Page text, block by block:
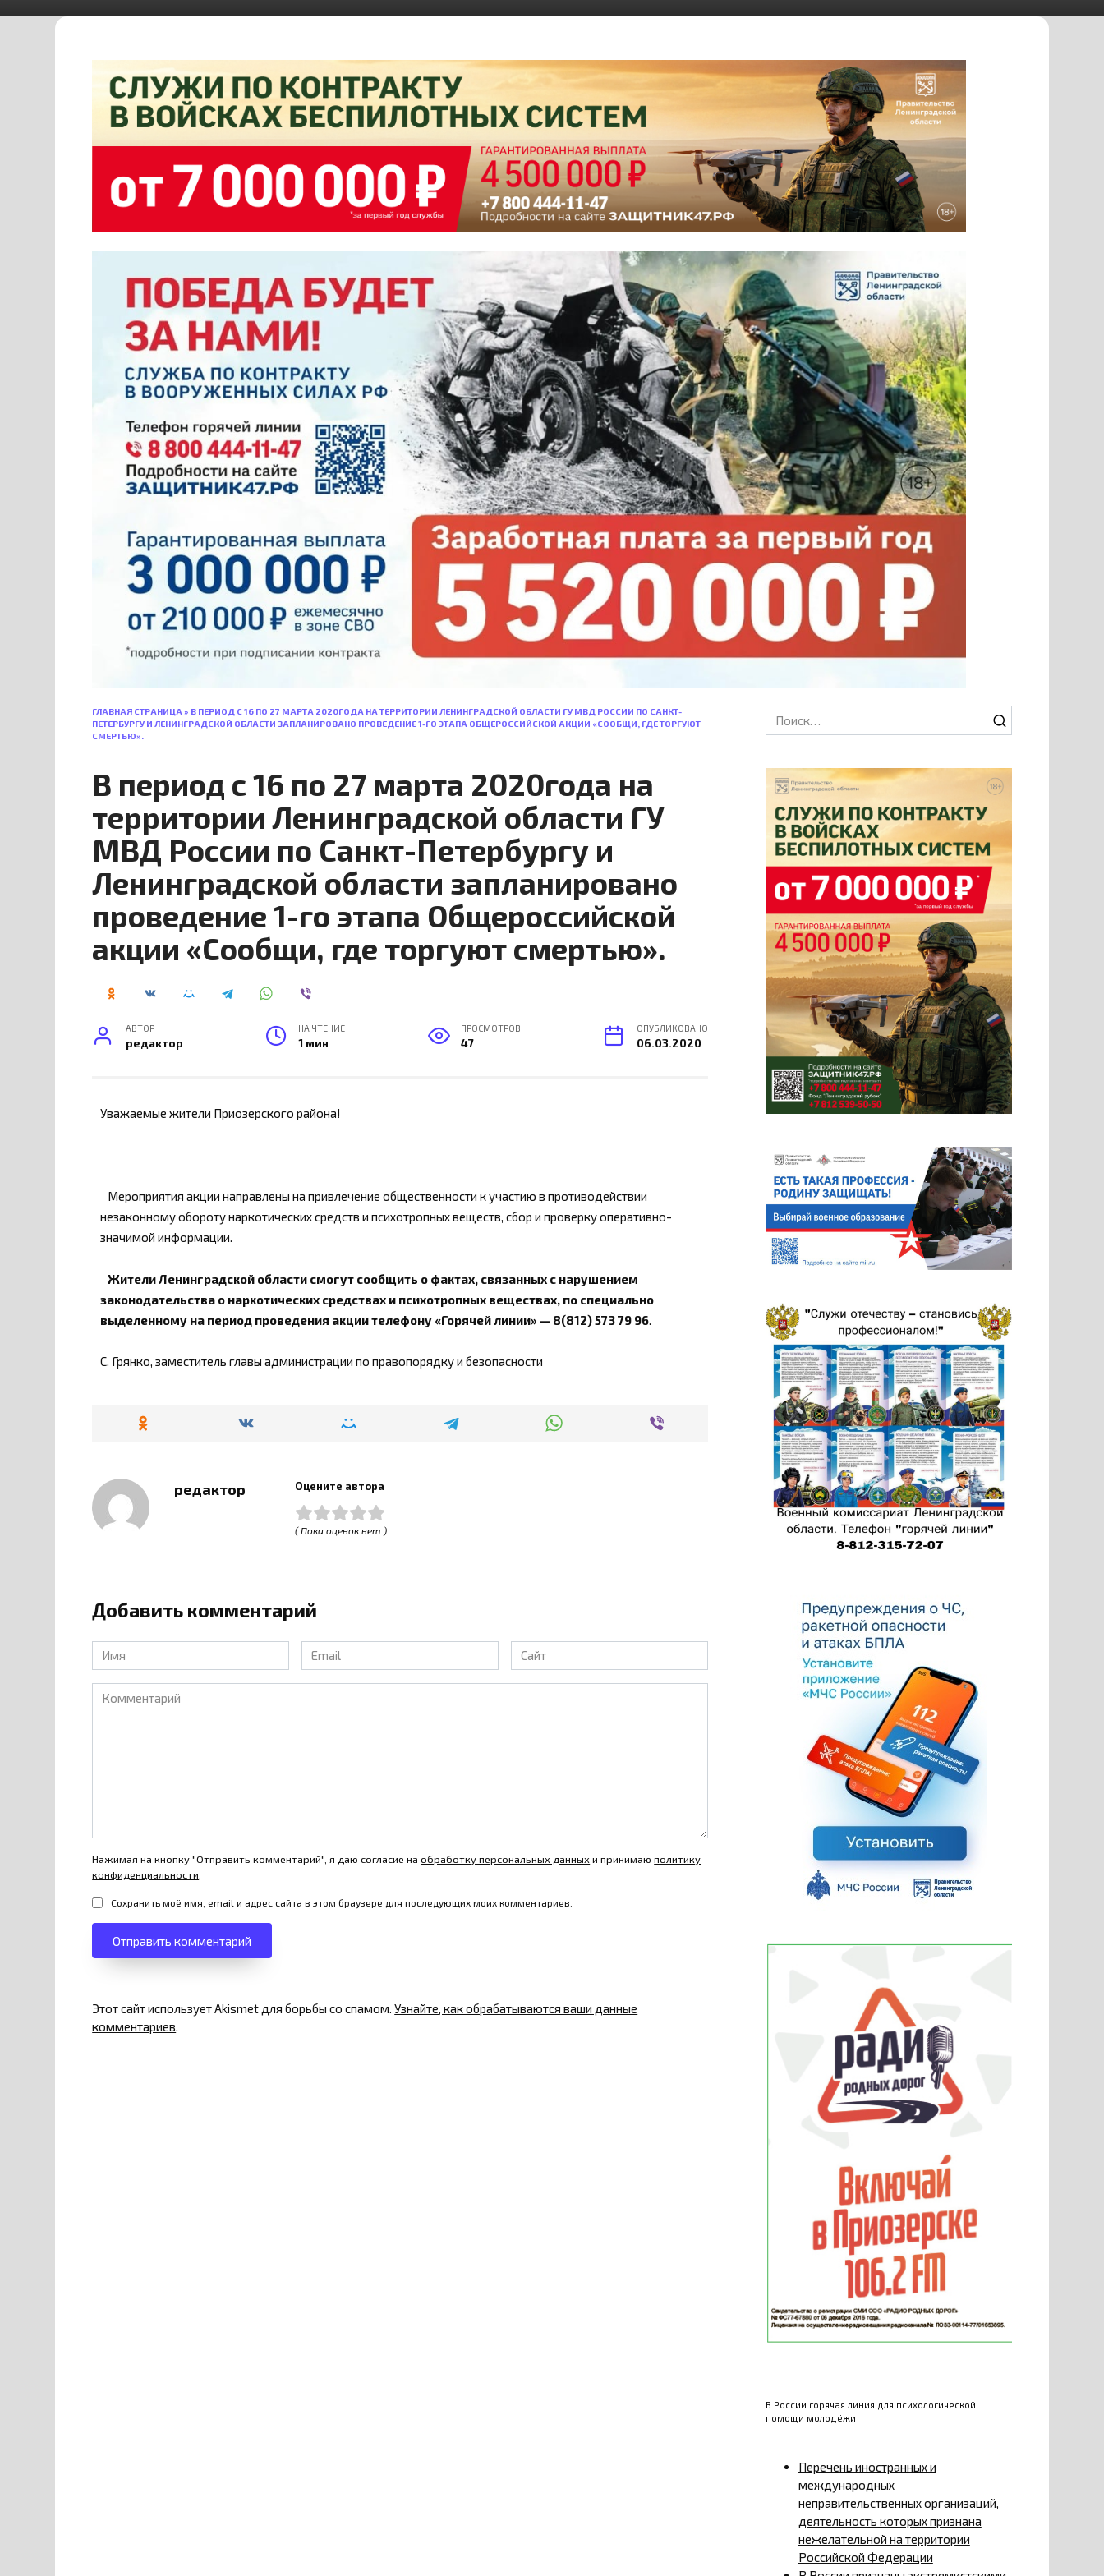
ГЛАВНАЯ СТРАНИЦА» В ПЕРИОД С 16 ПО 27 МАРТА 2020ГОДА НА ТЕРРИТОРИИ ЛЕНИНГРАДСКОЙ ОБЛАСТИ ГУ МВД РОССИИ ПО САНКТ-
ПЕТЕРБУРГУ И ЛЕНИНГРАДСКОЙ ОБЛАСТИ ЗАПЛАНИРОВАНО ПРОВЕДЕНИЕ 1-ГО ЭТАПА ОБЩЕРОССИЙСКОЙ АКЦИИ «СООБЩИ, ГДЕ ТОРГУЮТ
СМЕРТЬЮ».
В период с 16 по 27 марта 2020года на
территории Ленинградской области ГУ
МВД России по Санкт-Петербургу и
Ленинградской области запланировано
проведение 1-го этапа Общероссийской
акции «Сообщи, где торгуют смертью».
АВТОР
редактор
НА ЧТЕНИЕ
1 мин
ПРОСМОТРОВ
47
ОПУБЛИКОВАНО
06.03.2020
Уважаемые жители Приозерского района!
Мероприятия акции направлены на привлечение общественности к участию в противодействии
незаконному обороту наркотических средств и психотропных веществ, сбор и проверку оперативно-
значимой информации.
Жители Ленинградской области смогут сообщить о фактах, связанных с нарушением
законодательства о наркотических средствах и психотропных веществах, по специально
выделенному на период проведения акции телефону «Горячей линии» — 8(812) 573 79 96.
С. Грянко, заместитель главы администрации по правопорядку и безопасности
редактор Оцените автора
( Пока оценок нет )
Добавить комментарий
Имя
*
Email
*
Сайт
Комментарий
Нажимая на кнопку "Отправить комментарий", я даю согласие наобработку персональных данныхи принимаюполитику
конфиденциальности.
Сохранить моё имя, email и адрес сайта в этом браузере для последующих моих комментариев.
Этот сайт использует Akismet для борьбы со спамом.Узнайте, как обрабатываются ваши данные
комментариев.
Search
for:
В России горячая линия для психологической
помощи молодёжи
Перечень иностранных и
международных
неправительственных организаций,
деятельность которых признана
нежелательной на территории
Российской Федерации